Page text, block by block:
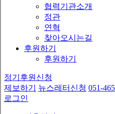
협력기관소개
정관
연혁
찾아오시는길
후원하기
후원하기
정기후원신청
제보하기
뉴스레터신청 051-
로그인